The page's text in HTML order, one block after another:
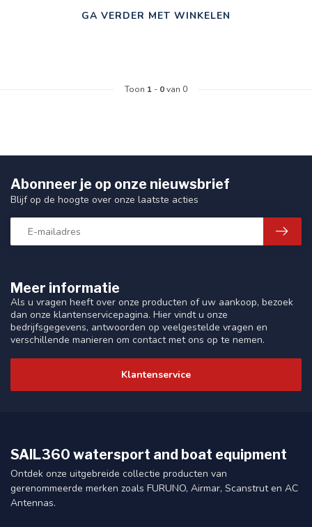
GA VERDER MET WINKELEN
Toon 1 - 0van 0
Meer informatie
Als u vragen heeft over onze producten of uw aankoop, bezoek
dan onze klantenservicepagina. Hier vindt u onze
bedrijfsgegevens, antwoorden op veelgestelde vragen en
verschillende manieren om contact met ons op te nemen.
Klantenservice
Abonneer je op onze nieuwsbrief
Blijf op de hoogte over onze laatste acties
SAIL360 watersport and boat equipment
Ontdek onze uitgebreide collectie producten van
gerenommeerde merken zoals FURUNO, Airmar, Scanstrut en AC
Antennas.